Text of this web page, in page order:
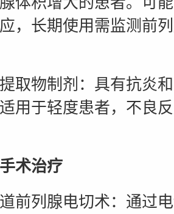
，长期使用需监测前
物制剂：具有抗炎和
用于轻度患者，不良
治疗
列腺电切术：通过电